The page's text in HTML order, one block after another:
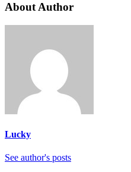
About Author
Lucky
See author's posts